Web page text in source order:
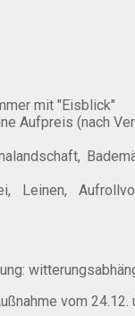
mit "Eisblick"
Aufpreis (nach
vom 24.12.